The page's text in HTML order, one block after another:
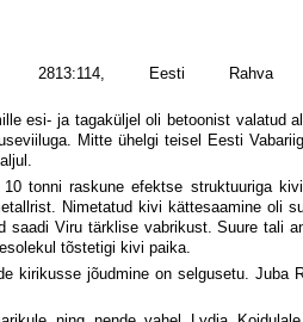
2813:114, Eesti Rahva
esi- ja tagaküljel oli betoonist valatud
Mitte ühelgi teisel Eesti
tonni raskune efektse struktuuriga
Nimetatud kivi kättesaamine oli
Viru tärklise vabrikust. Suure tali
tõstetigi kivi paika.
kirikusse jõudmine on selgusetu. Juba